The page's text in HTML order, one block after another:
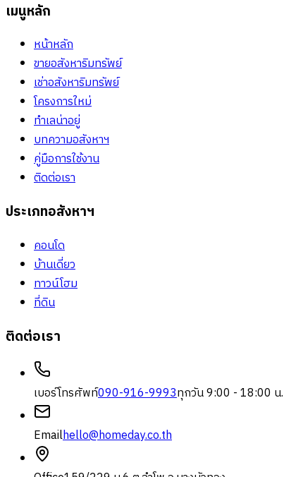
เมนูหลัก
หน้าหลัก
ขายอสังหาริมทรัพย์
เช่าอสังหาริมทรัพย์
โครงการใหม่
ทำเลน่าอยู่
บทความอสังหาฯ
คู่มือการใช้งาน
ติดต่อเรา
ประเภทอสังหาฯ
คอนโด
บ้านเดี่ยว
ทาวน์โฮม
ที่ดิน
ติดต่อเรา
เบอร์โทรศัพท์090-916-9993ทุกวัน 9:00 - 18:00 น.
Emailhello@homeday.co.th